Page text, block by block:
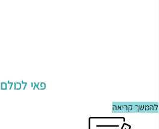
פאי לכולם
להמשך קריאה